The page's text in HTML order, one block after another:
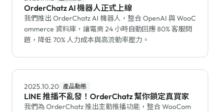
OrderChatz AI 機器人正式上線
我們推出 OrderChatz AI 機器人，整合 OpenAI 與 WooC
ommerce 資料庫，讓電商 24 小時自動回應 80% 客服問
題，降低 70% 人力成本與高流動率壓力。
2025.10.20 產品動態
LINE 推播不亂發！OrderChatz 幫你鎖定真買家
我們為 OrderChatz 推出主動推播功能，整合 WooCom